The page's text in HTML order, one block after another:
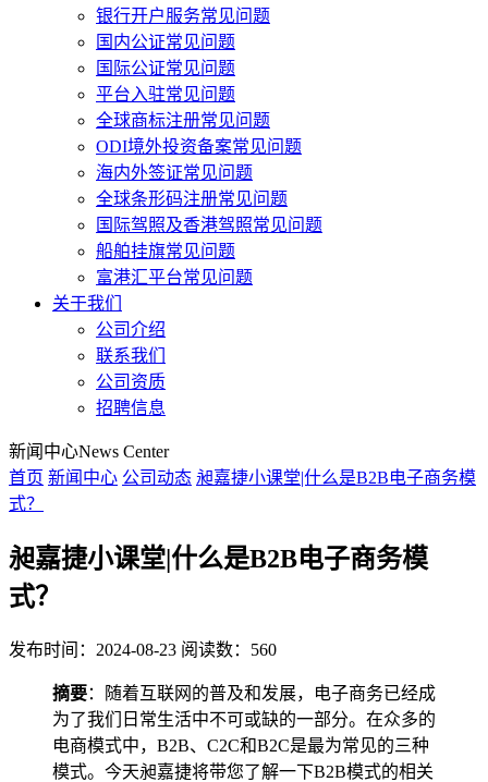
银行开户服务常见问题
国内公证常见问题
国际公证常见问题
平台入驻常见问题
全球商标注册常见问题
ODI境外投资备案常见问题
海内外签证常见问题
全球条形码注册常见问题
国际驾照及香港驾照常见问题
船舶挂旗常见问题
富港汇平台常见问题
关于我们
公司介绍
联系我们
公司资质
招聘信息
新闻中心News Center
首页 新闻中心 公司动态 昶嘉捷小课堂|什么是B2B电子商务模
式？
昶嘉捷小课堂|什么是B2B电子商务模
式？
发布时间：2024-08-23 阅读数：560
摘要：随着互联网的普及和发展，电子商务已经成
为了我们日常生活中不可或缺的一部分。在众多的
电商模式中，B2B、C2C和B2C是最为常见的三种
模式。今天昶嘉捷将带您了解一下B2B模式的相关